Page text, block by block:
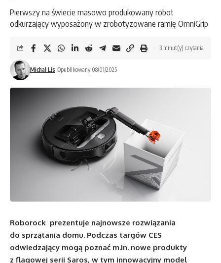
Pierwszy na świecie masowo produkowany robot
odkurzający wyposażony w zrobotyzowane ramię OmniGrip
Michał Lis Opublikowany 08/01/2025
3 minut(y) czytania
Roborock prezentuje najnowsze rozwiązania
do sprzątania domu. Podczas targów CES
odwiedzający mogą poznać m.in. nowe produkty
z flagowej serii Saros, w tym innowacyjny model